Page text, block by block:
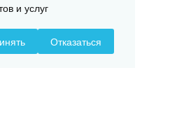
и услуг
Отказаться